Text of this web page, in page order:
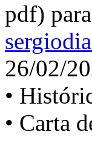
pdf)
26/02/
•
• Carta